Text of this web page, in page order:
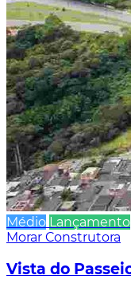
Médio Lançamento
Morar Construtora
Vista do